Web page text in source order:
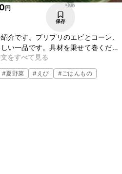
円
377
保存
介です。プリプリのエビとコーン、
い一品です。具材を乗せて巻くだけ
ニカマなど、お好みで加えてアレン
をすべて見る
#夏野菜 # えび #ごはんもの